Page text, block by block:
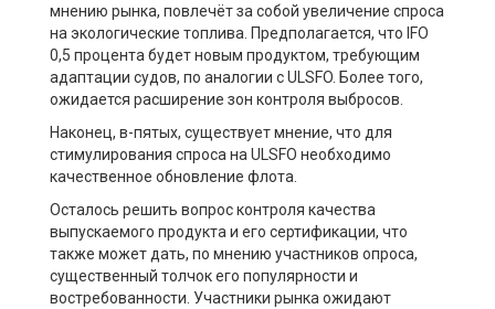
мнению рынка, повлечёт за собой увеличение спроса
на экологические топлива. Предполагается, что IFO
0,5 процента будет новым продуктом, требующим
адаптации судов, по аналогии с ULSFO. Более того,
ожидается расширение зон контроля выбросов.
Наконец, в-пятых, существует мнение, что для
стимулирования спроса на ULSFO необходимо
качественное обновление флота.
Осталось решить вопрос контроля качества
выпускаемого продукта и его сертификации, что
также может дать, по мнению участников опроса,
существенный толчок его популярности и
востребованности. Участники рынка ожидают